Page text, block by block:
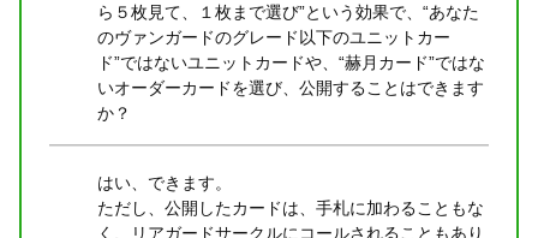
ら５枚見て、１枚まで選び”という効果で、“あなた
のヴァンガードのグレード以下のユニットカー
ド”ではないユニットカードや、“赫月カード”ではな
いオーダーカードを選び、公開することはできます
か？
はい、できます。
ただし、公開したカードは、手札に加わることもな
く、リアガードサークルにコールされることもあり